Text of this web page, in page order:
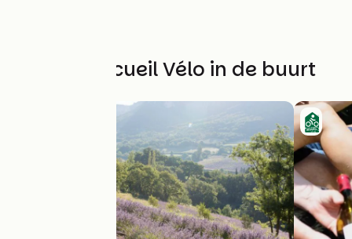
Andere Accueil Vélo in de buurt